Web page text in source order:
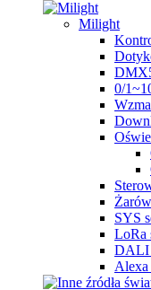
Milight
0/
SYS
LoRa
DALI